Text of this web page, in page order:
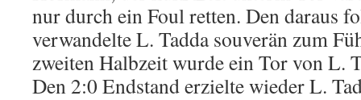
nur durch ein Foul retten. Den daraus
verwandelte L. Tadda souverän zum
zweiten Halbzeit wurde ein Tor von L.
Den 2:0 Endstand erzielte wieder L.